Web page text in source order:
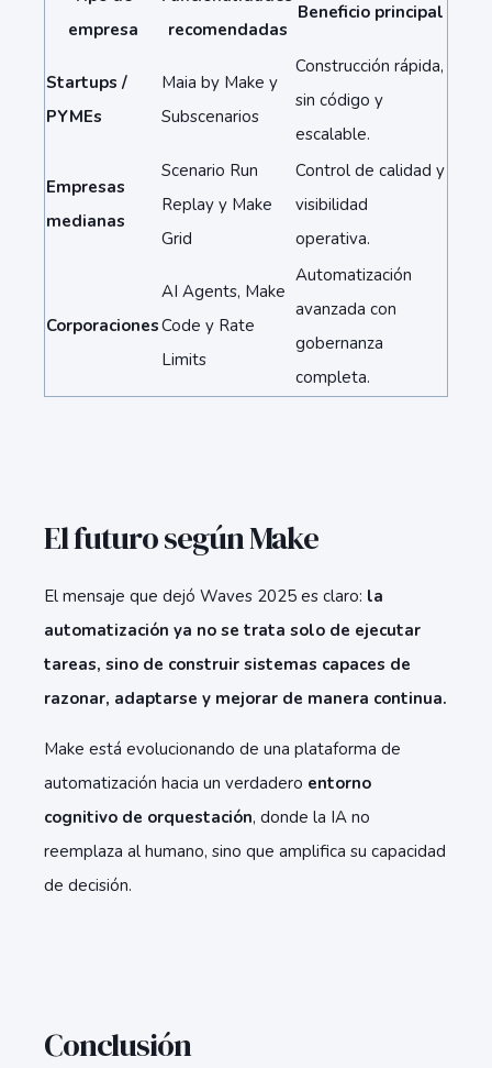
empresa
recomendadas
Beneficio principal
Startups /
PYMEs
Maia by Make y
Subscenarios
Construcción rápida,
sin código y
escalable.
Empresas
medianas
Scenario Run
Replay y Make
Grid
Control de calidad y
visibilidad
operativa.
Corporaciones
AI Agents, Make
Code y Rate
Limits
Automatización
avanzada con
gobernanza
completa.
El futuro según Make
El mensaje que dejó Waves 2025 es claro: la
automatización ya no se trata solo de ejecutar
tareas, sino de construir sistemas capaces de
razonar, adaptarse y mejorar de manera continua.
Make está evolucionando de una plataforma de
automatización hacia un verdadero entorno
cognitivo de orquestación, donde la IA no
reemplaza al humano, sino que amplifica su capacidad
de decisión.
Conclusión